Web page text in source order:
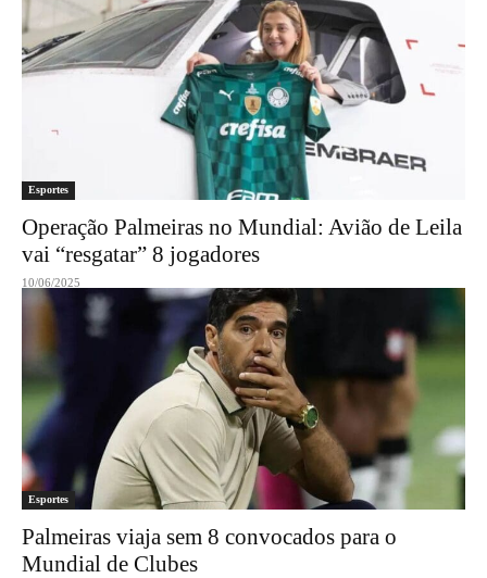
Esportes
Operação Palmeiras no Mundial: Avião de Leila
vai “resgatar” 8 jogadores
10/06/2025
Esportes
Palmeiras viaja sem 8 convocados para o
Mundial de Clubes